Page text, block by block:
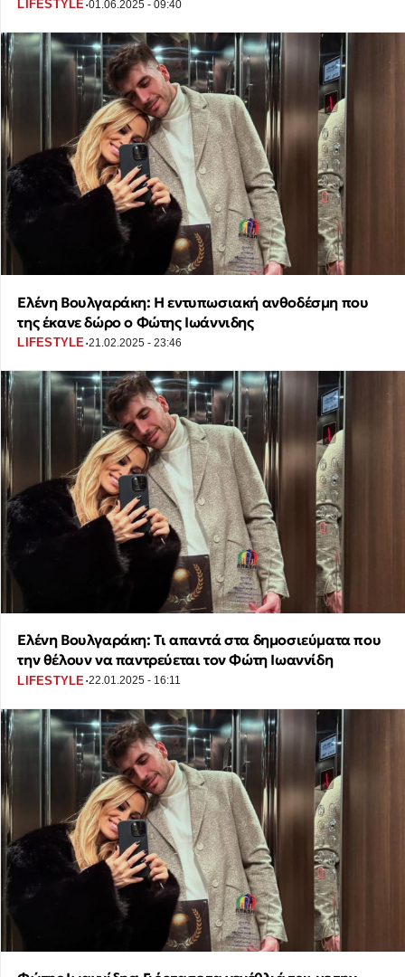
LIFESTYLE·01.06.2025 - 09:40
Ελένη Βουλγαράκη: Η εντυπωσιακή ανθοδέσμη που
της έκανε δώρο ο Φώτης Ιωάννιδης
LIFESTYLE·21.02.2025 - 23:46
Ελένη Βουλγαράκη: Τι απαντά στα δημοσιεύματα που
την θέλουν να παντρεύεται τον Φώτη Ιωαννίδη
LIFESTYLE ·22.01.2025 - 16:11